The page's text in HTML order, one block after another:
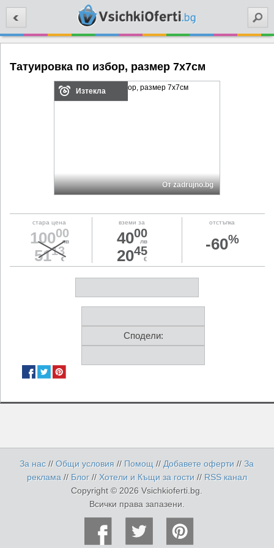
Татуировка по избор, размер 7х7см
Изтекла
От zadrujno.bg
стара цена
10000
лв
5113
€
вземи за
4000
лв
2045
€
отстъпка
-60%
Сподели:
За нас //Общи условия // Помощ // Добавете оферти//За
реклама // Блог // Хотели и Къщи за гости // RSS канал
Copyright © 2026 Vsichkioferti.bg.
Всички права запазени.